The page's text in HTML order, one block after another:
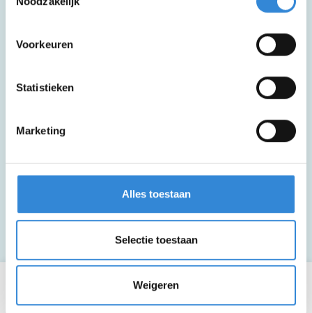
Voorkeuren
Statistieken
Marketing
Alles toestaan
Selectie toestaan
Weigeren
Leaflet| ©OpenStreetMapcontributors
Het Twentse Ros, Hengelo
Deze activiteit is rolstoel toegankelijk.
Zakgeldtip voor extra drankjes, hapjes en
Deze activiteit biedt alleen toezicht (8
deelnemers per toezichthouder).